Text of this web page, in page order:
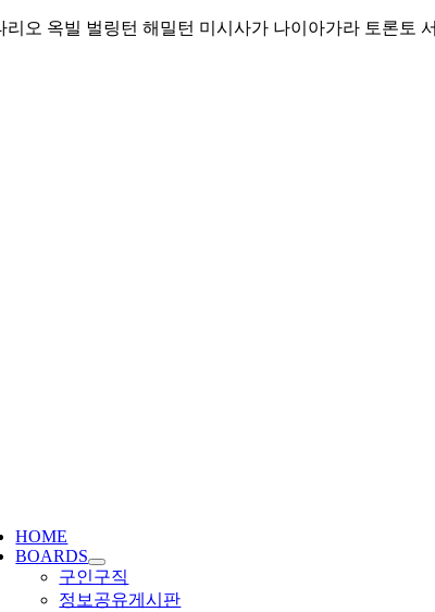
Skip
리오 옥빌 벌링턴 해밀턴 미시사가 나이아가라 토론토
HOME
BOARDS
구인구직
정보공유게시판